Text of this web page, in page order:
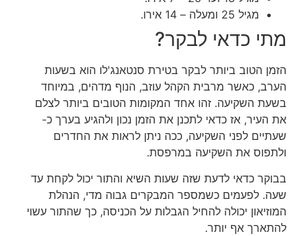
מגיל 25 ומעלה – 14 אירו.
מתי כדאי לבקר?
הזמן הטוב ביותר לבקר בטירת סנטאנג'לו הוא בשעות
הערב, כאשר מרבית הקהל עוזב, הנוף מדהים, במיוחד
בשעת השקיעה. זהו אחד המקומות הטובים ביותר לצלם
את העיר, אז כדאי לתכנן את הזמן נכון ולהגיע בערך כ-
שעתיים לפני השקיעה, ככה ניתן לראות את החדרים
ולתפוס את השקיעה במרפסת.
בבוקר כדאי לדעת שזה שעות השיא והתור יכול לקחת עד
שעה. לפעמים כשמספר המבקרים גבוה מדי, הנהלת
המוזיאון יכולה להחיל הגבלות על הכניסה, כך שהתור עשוי
להתארך אף יותר.